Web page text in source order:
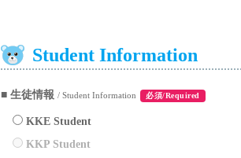
Student Information
■ 生徒情報 / Student Information 必須/Required
KKE Student
KKP Student